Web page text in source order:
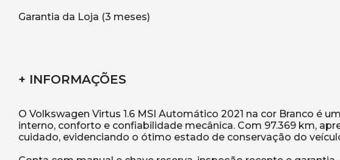
Garantia da Loja (3 meses)
+ INFORMAÇÕES
O Volkswagen Virtus 1.6 MSI Automático 2021 na cor Branco é
interno, conforto e confiabilidade mecânica. Com 97.369 km,
cuidado, evidenciando o ótimo estado de conservação do